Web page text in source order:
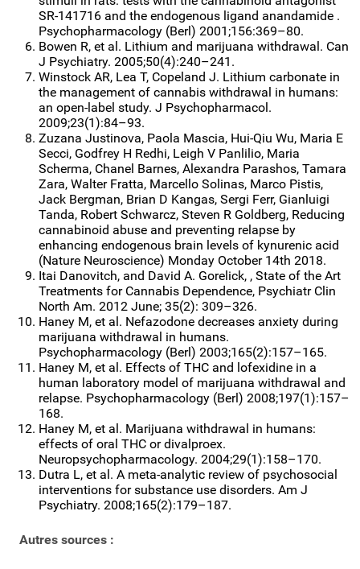
SR-141716 and the endogenous ligand anandamide .
Psychopharmacology (Berl) 2001;156:369–80.
Bowen R, et al. Lithium and marijuana withdrawal. Can
J Psychiatry. 2005;50(4):240–241.
Winstock AR, Lea T, Copeland J. Lithium carbonate in
the management of cannabis withdrawal in humans:
an open-label study. J Psychopharmacol.
2009;23(1):84–93.
Zuzana Justinova, Paola Mascia, Hui-Qiu Wu, Maria E
Secci, Godfrey H Redhi, Leigh V Panlilio, Maria
Scherma, Chanel Barnes, Alexandra Parashos, Tamara
Zara, Walter Fratta, Marcello Solinas, Marco Pistis,
Jack Bergman, Brian D Kangas, Sergi Ferr, Gianluigi
Tanda, Robert Schwarcz, Steven R Goldberg, Reducing
cannabinoid abuse and preventing relapse by
enhancing endogenous brain levels of kynurenic acid
(Nature Neuroscience) Monday October 14th 2018.
Itai Danovitch, and David A. Gorelick, , State of the Art
Treatments for Cannabis Dependence, Psychiatr Clin
North Am. 2012 June; 35(2): 309–326.
Haney M, et al. Nefazodone decreases anxiety during
marijuana withdrawal in humans.
Psychopharmacology (Berl) 2003;165(2):157–165.
Haney M, et al. Effects of THC and lofexidine in a
human laboratory model of marijuana withdrawal and
relapse. Psychopharmacology (Berl) 2008;197(1):157–
168.
Haney M, et al. Marijuana withdrawal in humans:
effects of oral THC or divalproex.
Neuropsychopharmacology. 2004;29(1):158–170.
Dutra L, et al. A meta-analytic review of psychosocial
interventions for substance use disorders. Am J
Psychiatry. 2008;165(2):179–187.
Autres sources :